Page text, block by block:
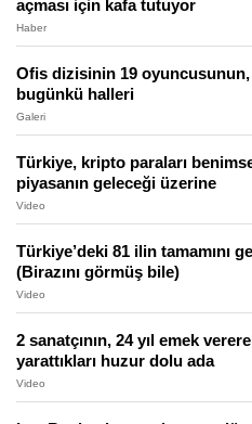
açması için kafa tutuyor
Haber
Ofis dizisinin 19
bugünkü halleri
Galeri
Türkiye, kripto paraları
piyasanın geleceği üzerine
Video
Türkiye’deki 81 ilin tamamını
(Birazını görmüş bile)
Video
2 sanatçının, 24 yıl emek
yarattıkları huzur dolu ada
Video